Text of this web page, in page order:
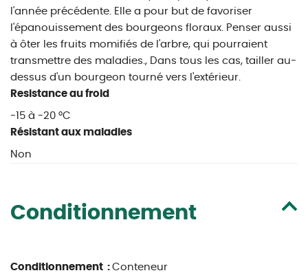
l'année précédente. Elle a pour but de favoriser
l'épanouissement des bourgeons floraux. Penser aussi
à ôter les fruits momifiés de l'arbre, qui pourraient
transmettre des maladies., Dans tous les cas, tailler au-
dessus d'un bourgeon tourné vers l'extérieur.
Resistance au froid
-15 à -20 °C
Résistant aux maladies
Non
Conditionnement
Conditionnement : Conteneur